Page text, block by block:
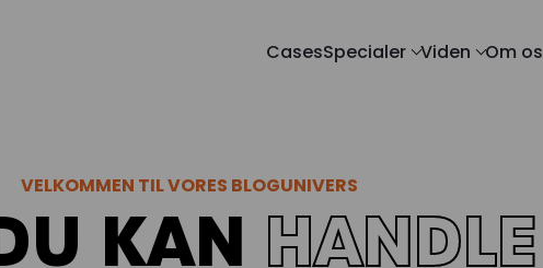
CasesSpecialer
YouTube annoncering
E-mail automation
Viden
Whitepapers
Om os
VELKOMMEN TIL VORES BLOGUNIVERS
KAN HANDLE